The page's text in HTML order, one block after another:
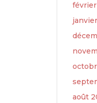
août